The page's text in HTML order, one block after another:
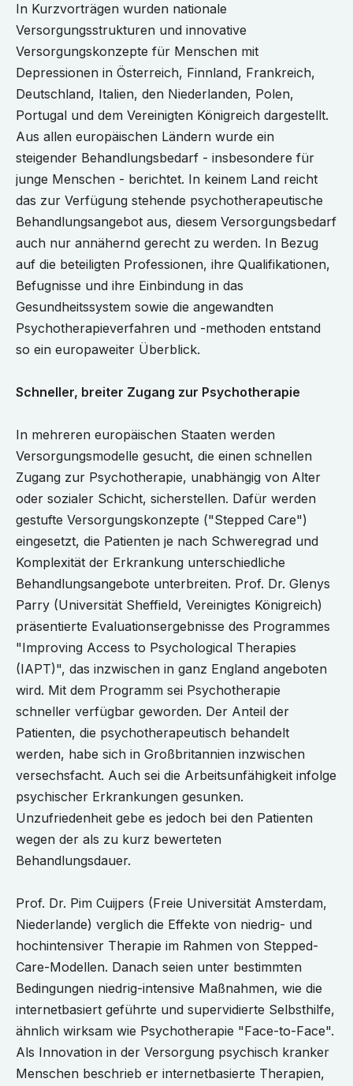
In Kurzvorträgen wurden nationale
Versorgungsstrukturen und innovative
Versorgungskonzepte für Menschen mit
Depressionen in Österreich, Finnland, Frankreich,
Deutschland, Italien, den Niederlanden, Polen,
Portugal und dem Vereinigten Königreich dargestellt.
Aus allen europäischen Ländern wurde ein
steigender Behandlungsbedarf - insbesondere für
junge Menschen - berichtet. In keinem Land reicht
das zur Verfügung stehende psychotherapeutische
Behandlungsangebot aus, diesem Versorgungsbedarf
auch nur annähernd gerecht zu werden. In Bezug
auf die beteiligten Professionen, ihre Qualifikationen,
Befugnisse und ihre Einbindung in das
Gesundheitssystem sowie die angewandten
Psychotherapieverfahren und -methoden entstand
so ein europaweiter Überblick.
Schneller, breiter Zugang zur Psychotherapie
In mehreren europäischen Staaten werden
Versorgungsmodelle gesucht, die einen schnellen
Zugang zur Psychotherapie, unabhängig von Alter
oder sozialer Schicht, sicherstellen. Dafür werden
gestufte Versorgungskonzepte ("Stepped Care")
eingesetzt, die Patienten je nach Schweregrad und
Komplexität der Erkrankung unterschiedliche
Behandlungsangebote unterbreiten. Prof. Dr. Glenys
Parry (Universität Sheffield, Vereinigtes Königreich)
präsentierte Evaluationsergebnisse des Programmes
"Improving Access to Psychological Therapies
(IAPT)", das inzwischen in ganz England angeboten
wird. Mit dem Programm sei Psychotherapie
schneller verfügbar geworden. Der Anteil der
Patienten, die psychotherapeutisch behandelt
werden, habe sich in Großbritannien inzwischen
versechsfacht. Auch sei die Arbeitsunfähigkeit infolge
psychischer Erkrankungen gesunken.
Unzufriedenheit gebe es jedoch bei den Patienten
wegen der als zu kurz bewerteten
Behandlungsdauer.
Prof. Dr. Pim Cuijpers (Freie Universität Amsterdam,
Niederlande) verglich die Effekte von niedrig- und
hochintensiver Therapie im Rahmen von Stepped-
Care-Modellen. Danach seien unter bestimmten
Bedingungen niedrig-intensive Maßnahmen, wie die
internetbasiert geführte und supervidierte Selbsthilfe,
ähnlich wirksam wie Psychotherapie "Face-to-Face".
Als Innovation in der Versorgung psychisch kranker
Menschen beschrieb er internetbasierte Therapien,